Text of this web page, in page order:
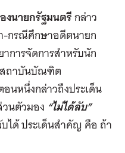
นายกรัฐมนตรีกล่าว
-กรณีศึกษาอดีตนายก
การจัดการสำหรับนัก
สถาบันบัณฑิต
นหนึ่งกล่าวถึงประเด็น
นตัวมอง “ไม่ได้ลับ”
ได้ ประเด็นสำคัญ คือ ถ้า